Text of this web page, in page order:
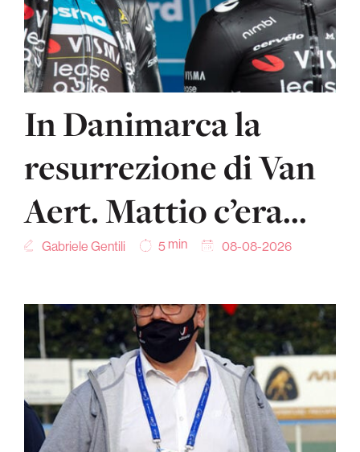
In Danimarca la
resurrezione di Van
Aert. Mattio c’era…
Gabriele Gentili 5 min 08-08-2026